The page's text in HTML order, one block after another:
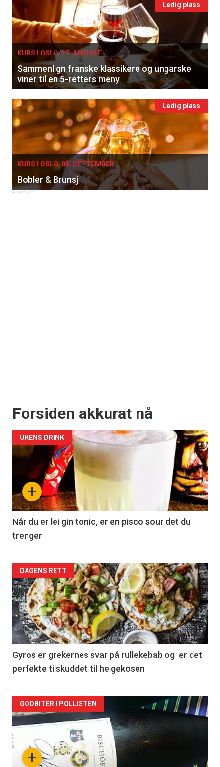
Ledig plass
KURS I OSLO, 27. AUGUST
Sammenlign franske klassikere og ungarske
viner til en 5-retters meny
Ledig plass
KURS I OSLO, 05. SEPTEMBER
Bobler & Brunsj
Forsiden akkurat nå
+
UKENS DRINK
Når du er lei gin tonic, er en pisco sour det du
trenger
Forsiden
akkurat
nå
-
2
DAGENS RETT
Gyros er grekernes svar på rullekebab og er det
perfekte tilskuddet til helgekosen
Forsiden
akkurat
nå+
GODBITER I POLLISTEN